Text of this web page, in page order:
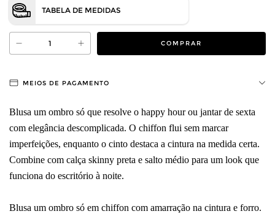
TABELA DE MEDIDAS
MEIOS DE PAGAMENTO
Blusa um ombro só que resolve o happy hour ou jantar de sexta
com elegância descomplicada. O chiffon flui sem marcar
imperfeições, enquanto o cinto destaca a cintura na medida certa.
Combine com calça skinny preta e salto médio para um look que
funciona do escritório à noite.
Blusa um ombro só em chiffon com amarração na cintura e forro.